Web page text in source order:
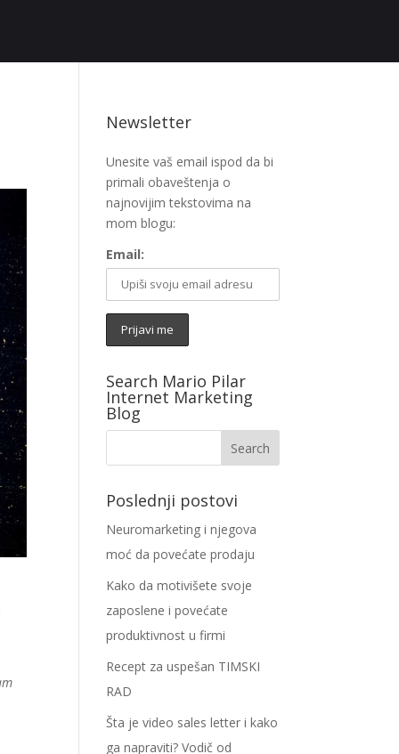
Newsletter
Unesite vaš email ispod da bi
primali obaveštenja o
najnovijim tekstovima na
mom blogu:
Email:
Search Mario Pilar
Internet Marketing
Blog
Poslednji postovi
Neuromarketing i njegova
moć da povećate prodaju
Kako da motivišete svoje
zaposlene i povećate
produktivnost u firmi
Recept za uspešan TIMSKI
RAD
Šta je video sales letter i kako
ga napraviti? Vodič od